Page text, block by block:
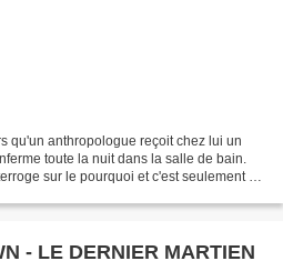
qu'un anthropologue reçoit chez lui un
toute la nuit dans la salle de bain.
sur le pourquoi et c'est seulement à
- LE DERNIER MARTIEN